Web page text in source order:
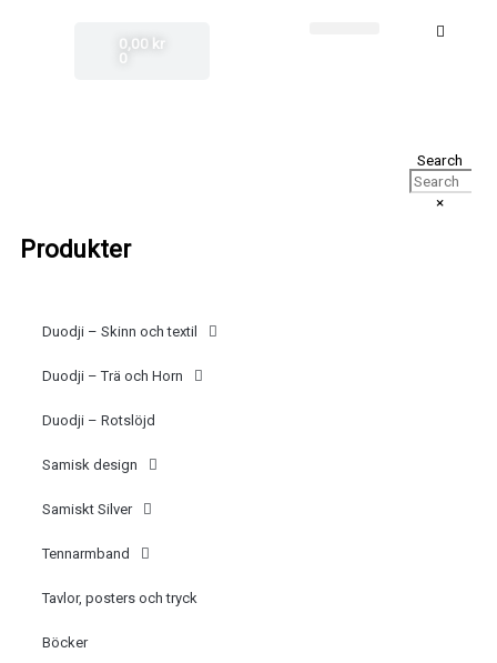
0,00 kr
0
Sök
Search
×
Produkter
Duodji – Skinn och textil
Duodji – Trä och Horn
Duodji – Rotslöjd
Samisk design
Samiskt Silver
Tennarmband
Tavlor, posters och tryck
Böcker
a